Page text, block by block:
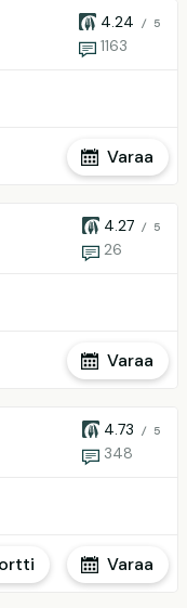
4.24 / 5
1163
Varaa
4.27 / 5
26
Varaa
4.73 / 5
348
Varaa